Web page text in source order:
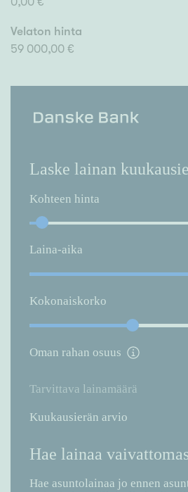
Velaton hinta
59 000,00 €